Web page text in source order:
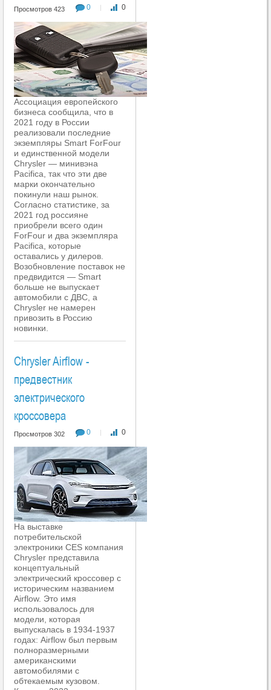
0 | 0
Просмотров 423
Ассоциация европейского
бизнеса сообщила, что в
2021 году в России
реализовали последние
экземпляры Smart ForFour
и единственной модели
Chrysler — минивэна
Pacifica, так что эти две
марки окончательно
покинули наш рынок.
Согласно статистике, за
2021 год россияне
приобрели всего один
ForFour и два экземпляра
Pacifica, которые
оставались у дилеров.
Возобновление поставок не
предвидится — Smart
больше не выпускает
автомобили с ДВС, а
Chrysler не намерен
привозить в Россию
новинки.
Chrysler Airflow -
предвестник
электрического
кроссовера
0 | 0
Просмотров 302
На выставке
потребительской
электроники CES компания
Chrysler представила
концептуальный
электрический кроссовер с
историческим названием
Airflow. Это имя
использовалось для
модели, которая
выпускалась в 1934-1937
годах: Airflow был первым
полноразмерными
американскими
автомобилями с
обтекаемым кузовом.